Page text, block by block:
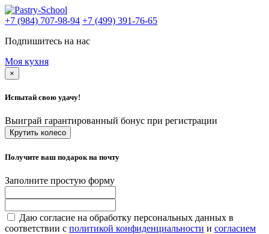
+7 (984) 707-98-94 +7 (499) 391-76-65
Подпишитесь на нас
Моя кухня
×
Испытай свою удачу!
Выиграй гарантированный бонус при регистрации
Крутить колесо
Получите ваш подарок на почту
Заполните простую форму
Даю согласие на обработку персональных данных в
соответствии с политикой конфиденциальности и согласием